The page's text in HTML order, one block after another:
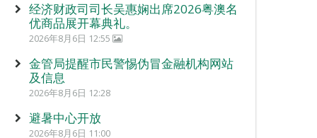
经济财政司司长吴惠娴出席2026粤澳名
优商品展开幕典礼。
2026年8月6日 12:55
金管局提醒市民警惕伪冒金融机构网站
及信息
2026年8月6日 12:28
避暑中心开放
2026年8月6日 11:00